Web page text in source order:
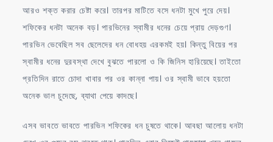
আরও শক্ত করার চেষ্টা করে। তারপর মাটিতে বসে ধনটা মুখে পুরে দেয়।
শফিকের ধনটা অনেক বড়। পারভিনের স্বামীর ধনের চেয়ে প্রায় দেড়গুণ।
পারভিন ভেবেছিল সব ছেলেদের ধন বোধহয় এরকমই হয়। কিন্তু বিয়ের পর
স্বামীর ধনের দুরবস্থা দেখে বুঝতে পারলো ও কি জিনিস হারিয়েছে। তাইতো
প্রতিদিন রাতে চোদা খাবার পর ওর কান্না পায়। ওর স্বামী ভাবে হয়তো
অনেক ভাল চুদেছে, ব্যাথা পেয়ে কাদছে।
এসব ভাবতে ভাবতে পারভিন শফিকের ধন চুষতে থাকে। আবছা আলোয় ধনটা